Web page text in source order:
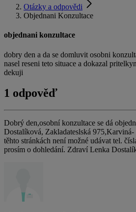
Otázky a odpovědi
Objednani Konzultace
objednani konzultace
dobry den a da se domluvit osobni
nasel reseni teto situace a dokazal
dekuji
1 odpověď
Dobrý den,osobní konzultace se dá
Dostalíková, Zakladateslská
těhto stránkách není možné udávat tel.
prosím o dohledání. Zdraví Lenka